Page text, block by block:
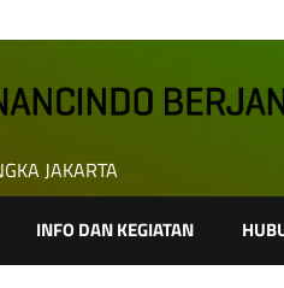
JAKARTA
INFO DAN KEGIATAN